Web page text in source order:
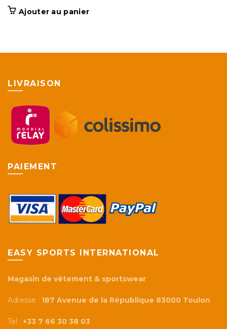
Ajouter au panier
LIVRAISON
PAIEMENT
EASY SPORTS INTERNATIONAL
Magasin de vêtement & sportswear
Adresse : 187 Avenue de la République 83000 Toulon
Tel : +33 7 66 30 38 03